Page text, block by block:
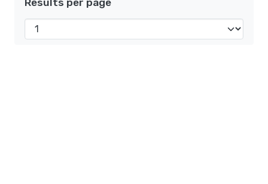
Results per page